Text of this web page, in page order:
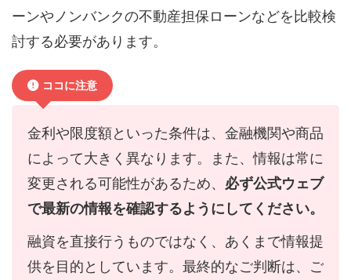
ーンやノンバンクの不動産担保ローンなどを比較検
討する必要があります。
ココに注意
金利や限度額といった条件は、金融機関や商品
によって大きく異なります。また、情報は常に
変更される可能性があるため、 必ず公式ウェブ
で最新の情報を確認するようにしてください。
融資を直接行うものではなく、あくまで情報提
供を目的としています。最終的なご判断は、ご